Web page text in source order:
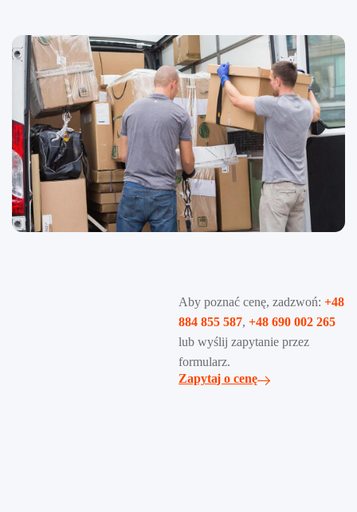
Aby poznać cenę, zadzwoń: +48
884 855 587, +48 690 002 265
lub wyślij zapytanie przez
formularz.
Zapytaj o cenę